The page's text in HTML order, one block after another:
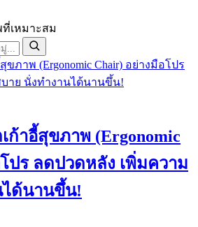
เหมาะสม
ก้าอี้สุขภาพ (Ergonomic
ปร ลดปวดหลัง เพิ่มความ
ได้นานขึ้น!